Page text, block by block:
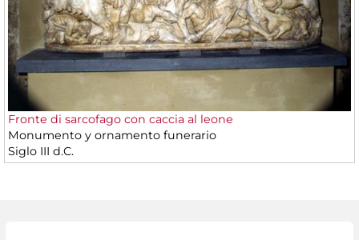
Fronte di sarcofago con caccia al leone
Monumento y ornamento funerario
Siglo III d.C.